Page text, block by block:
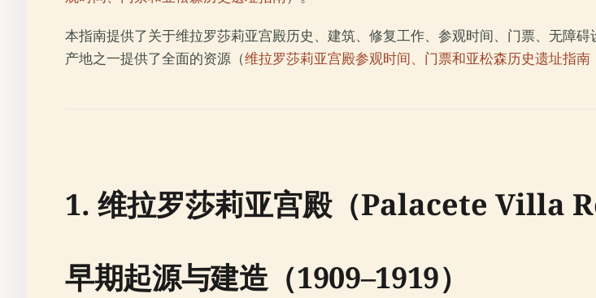
本指南提供了关于维拉罗莎莉亚宫殿历史、建筑、修复工作、参观时间、门票、无障
产地之一提供了全面的资源（维拉罗莎莉亚宫殿参观时间、门票和亚松森历史遗址指南
1. 维拉罗莎莉亚宫殿（Palacete Villa
早期起源与建造（1909–1919）